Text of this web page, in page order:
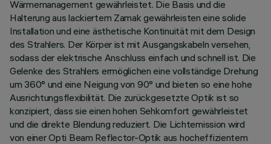
Wärmemanagement gewährleistet. Die Basis und die
Halterung aus lackiertem Zamak gewährleisten eine solide
Installation und eine ästhetische Kontinuität mit dem Design
des Strahlers. Der Körper ist mit Ausgangskabeln versehen,
sodass der elektrische Anschluss einfach und schnell ist. Die
Gelenke des Strahlers ermöglichen eine vollständige Drehung
um 360° und eine Neigung von 90° und bieten so eine hohe
Ausrichtungsflexibilität. Die zurückgesetzte Optik ist so
konzipiert, dass sie einen hohen Sehkomfort gewährleistet
und die direkte Blendung reduziert. Die Lichtemission wird
von einer Opti Beam Reflector-Optik aus hocheffizientem